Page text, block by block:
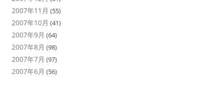
2007年11月 (55)
2007年10月 (41)
2007年9月 (64)
2007年8月 (98)
2007年7月 (97)
2007年6月 (56)